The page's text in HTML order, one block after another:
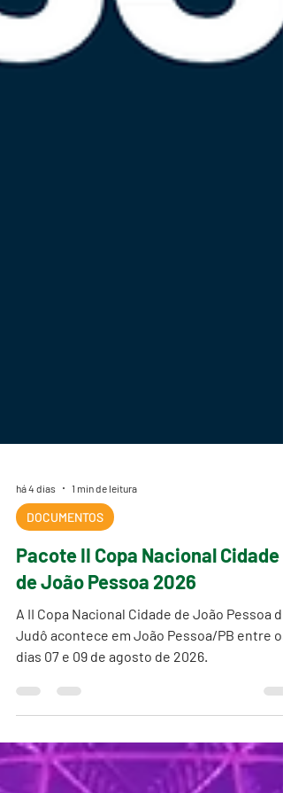
há 4 dias 1 min de leitura
Pacote II Copa Nacional Cidade
de João Pessoa 2026
A II Copa Nacional Cidade de João Pessoa de
Judô acontece em João Pessoa/PB entre os